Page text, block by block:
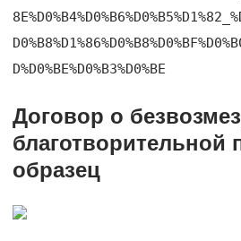
D%D0%BE%D0%B3%D0%BE
Договор о
благотворительной
образец